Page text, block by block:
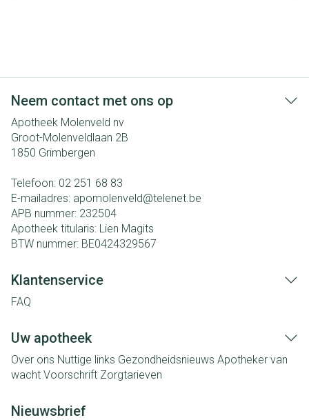
Neem contact met ons op
Apotheek Molenveld nv
Groot-Molenveldlaan 2B
1850 Grimbergen
Telefoon: 02 251 68 83
E-mailadres: apomolenveld@telenet.be
APB nummer: 232504
Apotheek titularis: Lien Magits
BTW nummer: BE0424329567
Klantenservice
FAQ
Uw apotheek
Over ons Nuttige links Gezondheidsnieuws Apotheker van
wacht Voorschrift Zorgtarieven
Nieuwsbrief